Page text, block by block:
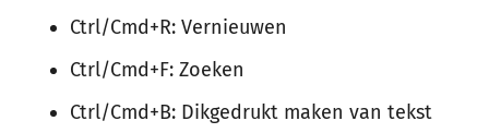
Ctrl/Cmd+R: Vernieuwen
Ctrl/Cmd+F: Zoeken
Ctrl/Cmd+B: Dikgedrukt maken van tekst